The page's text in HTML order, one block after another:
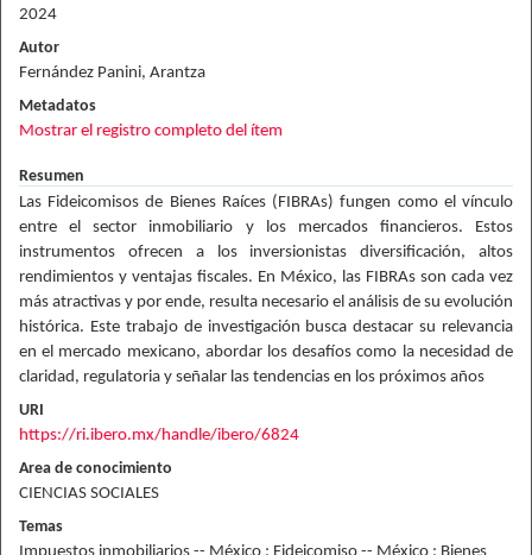
2024
Autor
Fernández Panini, Arantza
Metadatos
Mostrar el registro completo del ítem
Resumen
Las Fideicomisos de Bienes Raíces (FIBRAs) fungen como el vínculo
entre el sector inmobiliario y los mercados financieros. Estos
instrumentos ofrecen a los inversionistas diversificación, altos
rendimientos y ventajas fiscales. En México, las FIBRAs son cada vez
más atractivas y por ende, resulta necesario el análisis de su evolución
histórica. Este trabajo de investigación busca destacar su relevancia
en el mercado mexicano, abordar los desafíos como la necesidad de
claridad, regulatoria y señalar las tendencias en los próximos años
URI
https://ri.ibero.mx/handle/ibero/6824
Area de conocimiento
CIENCIAS SOCIALES
Temas